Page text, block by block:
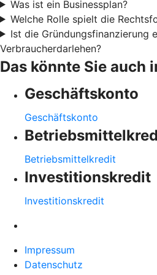
Was ist ein Businessplan?
Welche Rolle spielt die
Ist die Gründungsfinanzierung
Verbraucherdarlehen?
Das könnte Sie auch
Geschäftskonto
Geschäftskonto
Betriebsmittelkredit
Investitionskredit
Investitionskredit
Impressum
Datenschutz